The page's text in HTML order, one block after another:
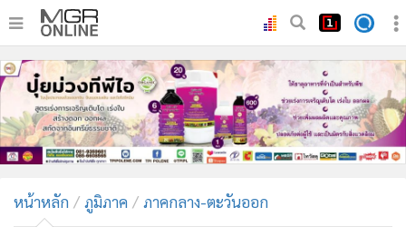
• หน้าหลัก
ทันเหตุการณ์
• ภาคใต้
• ภูมิภาค
• บันเทิง
หน้าหลัก ภูมิภาค ภาคกลาง-ตะวันออก